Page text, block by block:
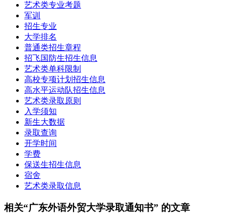
艺术类专业考题
军训
招生专业
大学排名
普通类招生章程
招飞国防生招生信息
艺术类单科限制
高校专项计划招生信息
高水平运动队招生信息
艺术类录取原则
入学须知
新生大数据
录取查询
开学时间
学费
保送生招生信息
宿舍
艺术类录取信息
相关“广东外语外贸大学录取通知书” 的文章